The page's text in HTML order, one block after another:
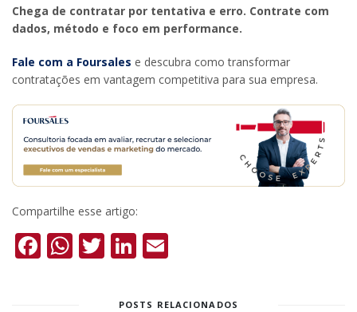
Chega de contratar por tentativa e erro. Contrate com
dados, método e foco em performance.
Fale com a Foursales e descubra como transformar
contratações em vantagem competitiva para sua empresa.
Compartilhe esse artigo:
Facebook
WhatsApp
Twitter
LinkedIn
POSTS RELACIONADOS